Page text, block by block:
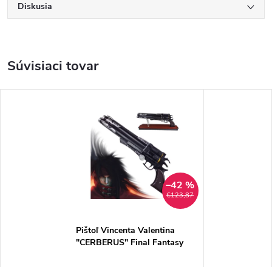
Diskusia
Súvisiaci tovar
€123,87
–42 %
Pištoľ Vincenta Valentina
"CERBERUS" Final Fantasy